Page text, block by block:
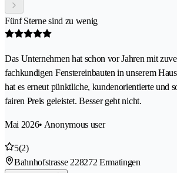
Fünf Sterne sind zu wenig
Das Unternehmen hat schon vor Jahren mit
fachkundigen Fenstereinbauten in unserem
hat es erneut pünktliche, kundenorientierte und
fairen Preis geleistet. Besser geht nicht.
Mai 2026• Anonymous user
5(2)
Bahnhofstrasse 228272 Ermatingen